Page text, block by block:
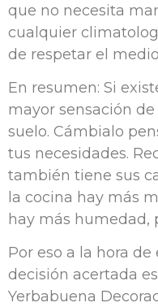
que no necesita
cualquier
de respetar el
En resumen: Si
mayor sensación
suelo. Cámbialo
tus necesidades.
también tiene sus
la cocina hay más
hay más humedad,
Por eso a la hora
decisión acertada
Yerbabuena